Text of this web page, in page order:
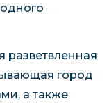
разветвленная
город
а также